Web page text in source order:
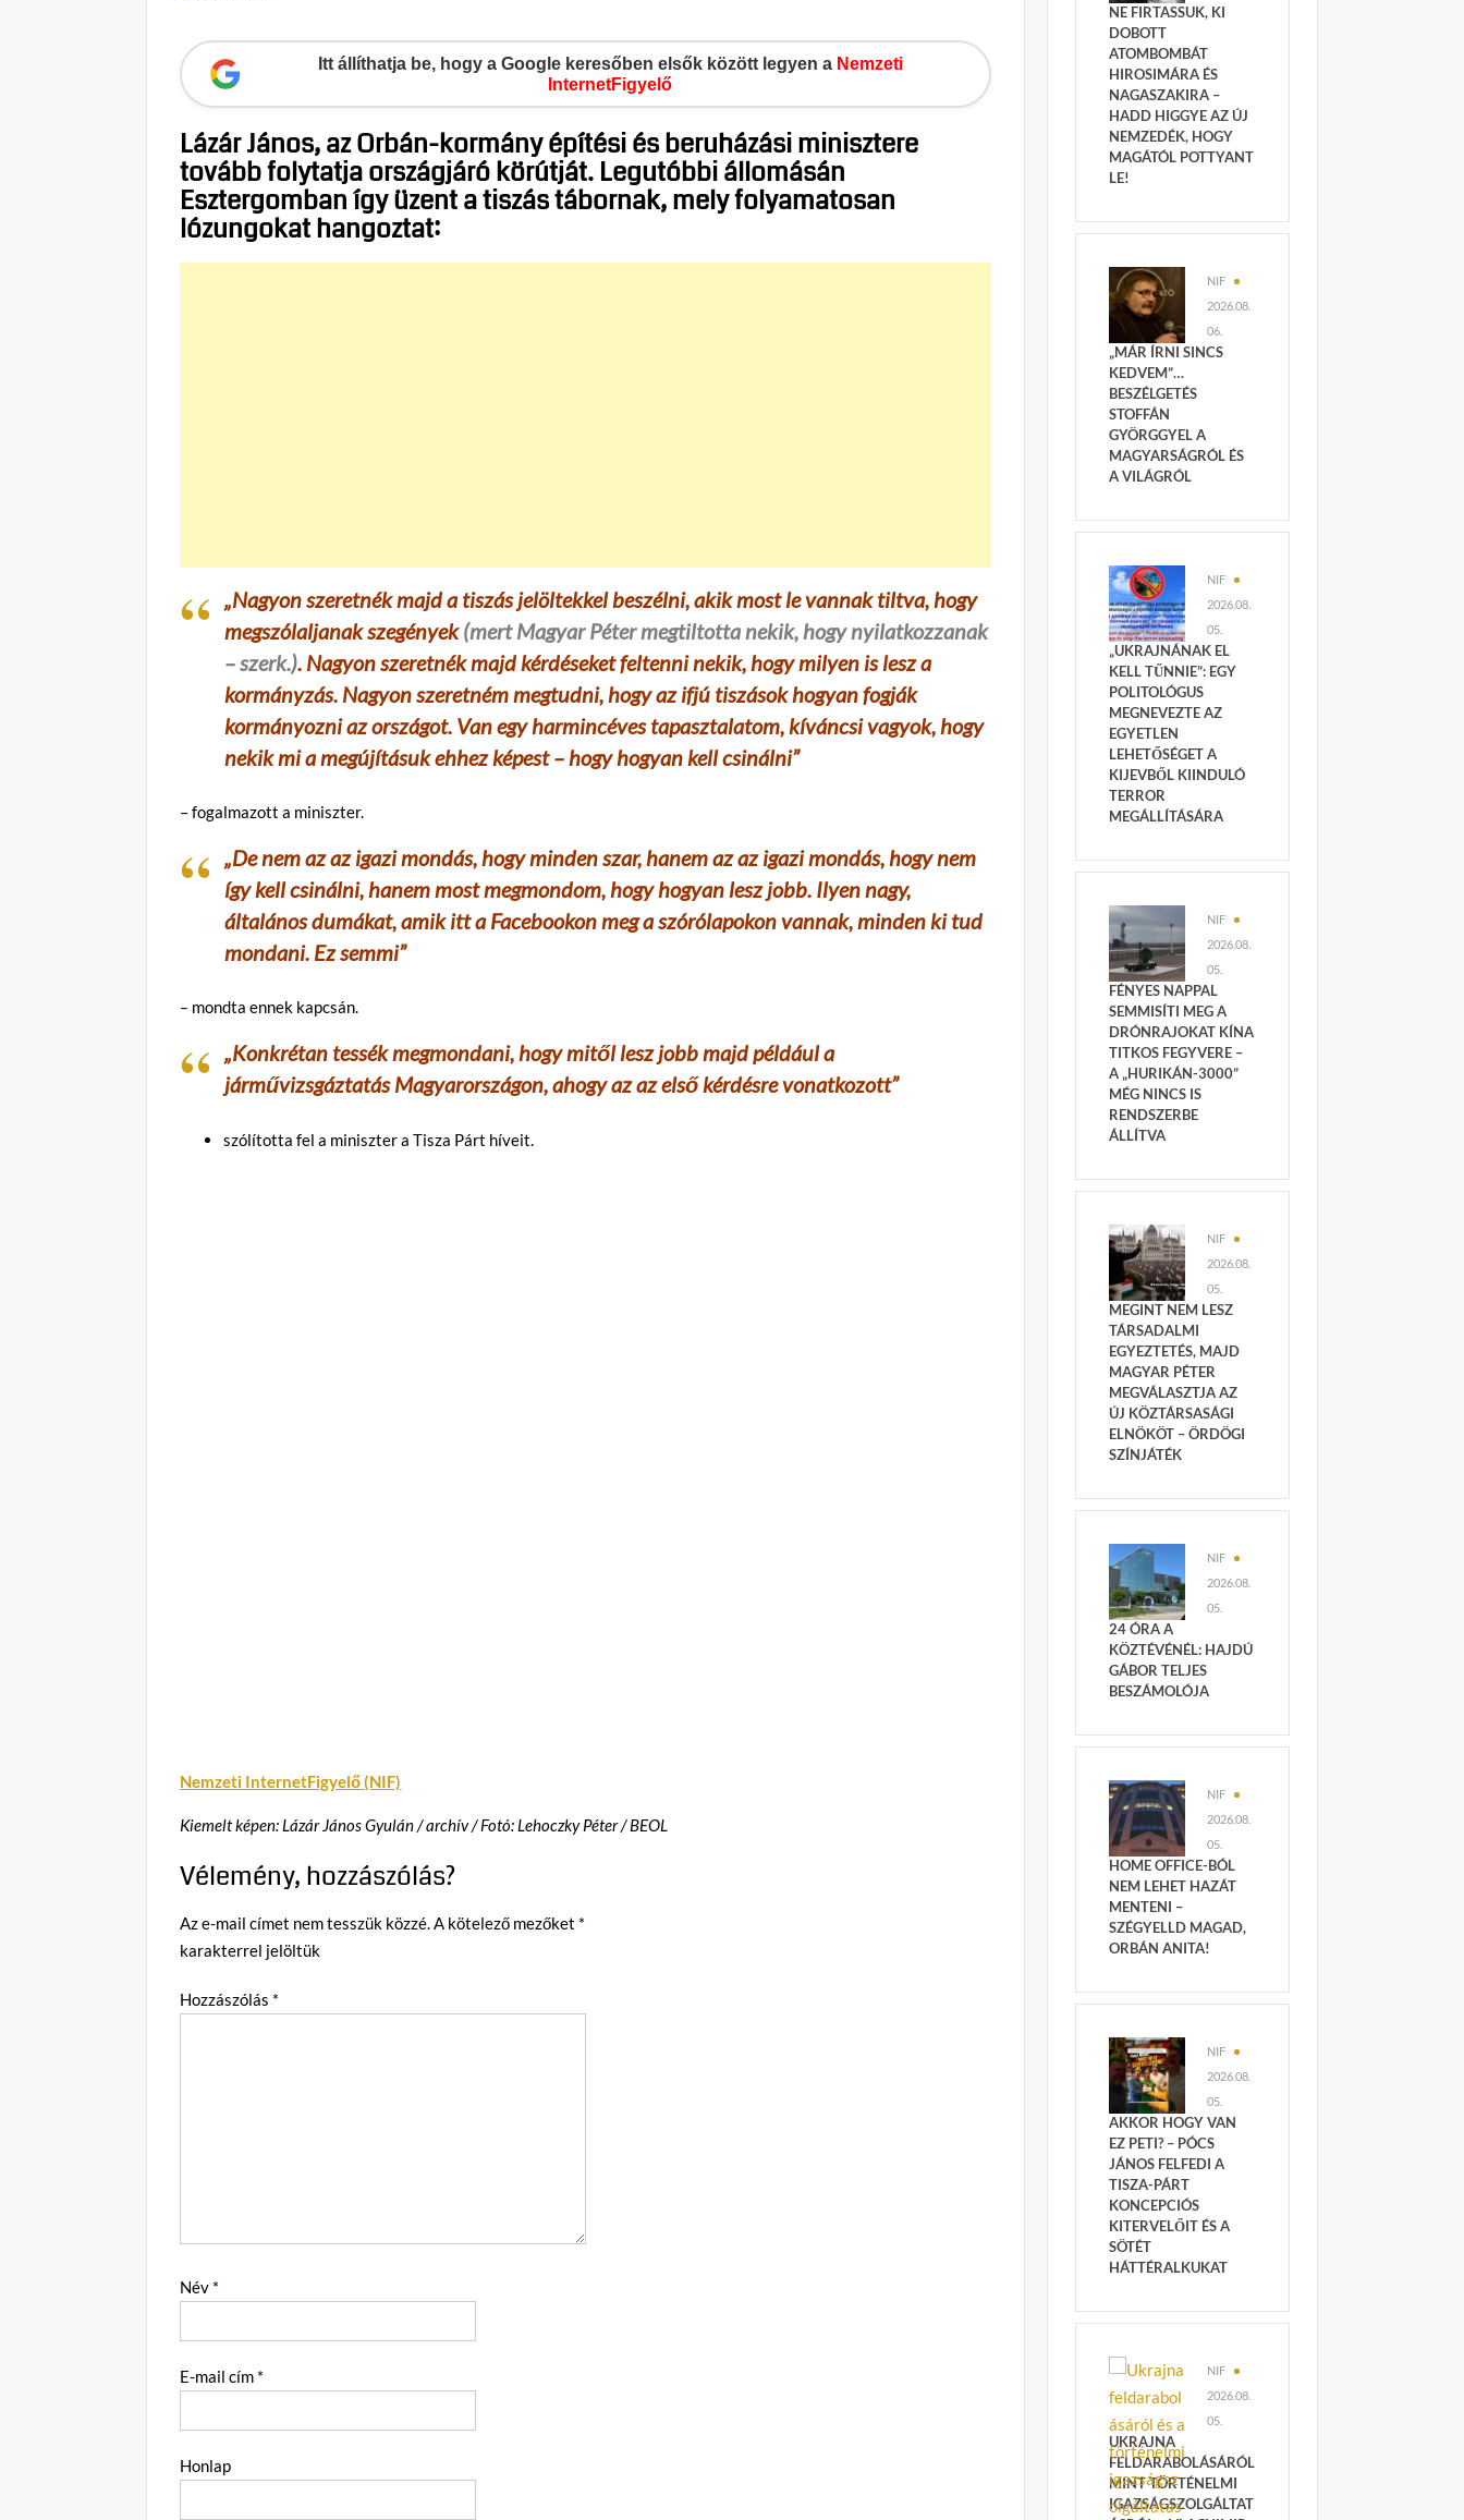
Itt állíthatja be, hogy a Google keresőben elsők között legyen a Nemzeti
InternetFigyelő
Lázár János, az Orbán-kormányépítési és beruházási minisztere
tovább folytatja országjáró körútját. Legutóbbi állomásán
Esztergomban így üzent a tiszás tábornak, mely folyamatosan
lózungokat hangoztat:
„Nagyon szeretnék majd a tiszás jelöltekkel beszélni, akik most le vannak tiltva, hogy
megszólaljanak szegények(mert Magyar Péter megtiltotta nekik, hogy nyilatkozzanak
– szerk.). Nagyon szeretnék majd kérdéseket feltenni nekik, hogy milyen is lesz a
kormányzás. Nagyon szeretném megtudni, hogy az ifjú tiszások hogyan fogják
kormányozni az országot. Van egy harmincéves tapasztalatom, kíváncsi vagyok, hogy
nekik mi a megújításuk ehhez képest – hogy hogyan kell csinálni”
– fogalmazott a miniszter.
„De nem az az igazi mondás, hogy minden szar, hanem az az igazi mondás, hogy nem
így kell csinálni, hanem most megmondom, hogy hogyan lesz jobb. Ilyen nagy,
általános dumákat, amik itt a Facebookon meg a szórólapokon vannak, minden ki tud
mondani. Ez semmi”
– mondta ennek kapcsán.
„Konkrétan tessék megmondani, hogy mitől lesz jobb majd például a
járművizsgáztatás Magyarországon, ahogy az az első kérdésre vonatkozott”
szólította fel a miniszter a Tisza Párt híveit.
Nemzeti InternetFigyelő (NIF)
Kiemelt képen: Lázár János Gyulán / archív / Fotó: Lehoczky Péter / BEOL
Vélemény, hozzászólás?
Az e-mail címet nem tesszük közzé.A kötelező mezőket *
karakterrel jelöltük
Hozzászólás *
Név *
E-mail cím *
Honlap
NE FIRTASSUK, KI
DOBOTT
ATOMBOMBÁT
HIROSIMÁRA ÉS
NAGASZAKIRA –
HADD HIGGYE AZ ÚJ
NEMZEDÉK, HOGY
MAGÁTÓL POTTYANT
LE!
NIF
2026.08.
06.
„MÁR ÍRNI SINCS
KEDVEM”…
BESZÉLGETÉS
STOFFÁN
GYÖRGGYEL A
MAGYARSÁGRÓL ÉS
A VILÁGRÓL
NIF
2026.08.
05.
„UKRAJNÁNAK EL
KELL TŰNNIE”: EGY
POLITOLÓGUS
MEGNEVEZTE AZ
EGYETLEN
LEHETŐSÉGET A
KIJEVBŐL KIINDULÓ
TERROR
MEGÁLLÍTÁSÁRA
NIF
2026.08.
05.
FÉNYES NAPPAL
SEMMISÍTI MEG A
DRÓNRAJOKAT KÍNA
TITKOS FEGYVERE –
A „HURIKÁN-3000”
MÉG NINCS IS
RENDSZERBE
ÁLLÍTVA
NIF
2026.08.
05.
MEGINT NEM LESZ
TÁRSADALMI
EGYEZTETÉS, MAJD
MAGYAR PÉTER
MEGVÁLASZTJA AZ
ÚJ KÖZTÁRSASÁGI
ELNÖKÖT – ÖRDÖGI
SZÍNJÁTÉK
NIF
2026.08.
05.
24 ÓRA A
KÖZTÉVÉNÉL: HAJDÚ
GÁBOR TELJES
BESZÁMOLÓJA
NIF
2026.08.
05.
HOME OFFICE-BÓL
NEM LEHET HAZÁT
MENTENI –
SZÉGYELLD MAGAD,
ORBÁN ANITA!
NIF
2026.08.
05.
AKKOR HOGY VAN
EZ PETI? – PÓCS
JÁNOS FELFEDI A
TISZA-PÁRT
KONCEPCIÓS
KITERVELŐIT ÉS A
SÖTÉT
HÁTTÉRALKUKAT
NIF
2026.08.
05.
UKRAJNA
FELDARABOLÁSÁRÓL
MINT TÖRTÉNELMI
IGAZSÁGSZOLGÁLTAT